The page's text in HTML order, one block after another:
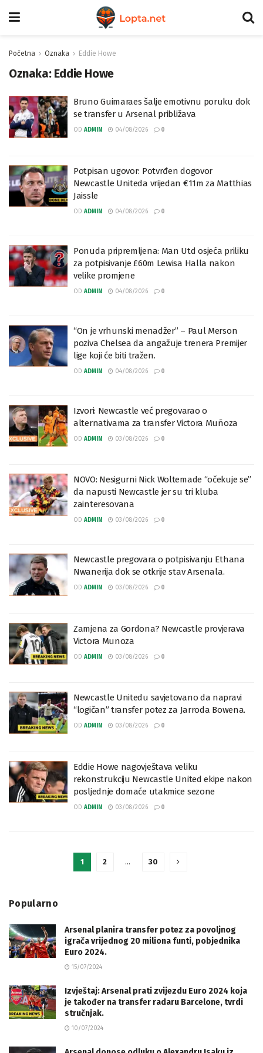
Početna Oznaka Eddie Howe
Oznaka: Eddie Howe
Bruno Guimaraes šalje emotivnu poruku dok
se transfer u Arsenal približava
OD ADMIN 04/08/2026 0
Potpisan ugovor: Potvrđen dogovor
Newcastle Uniteda vrijedan €11m za Matthias
Jaissle
OD ADMIN 04/08/2026 0
Ponuda pripremljena: Man Utd osjeća priliku
za potpisivanje £60m Lewisa Halla nakon
velike promjene
OD ADMIN 04/08/2026 0
“On je vrhunski menadžer” – Paul Merson
poziva Chelsea da angažuje trenera Premijer
lige koji će biti tražen.
OD ADMIN 04/08/2026 0
Izvori: Newcastle već pregovarao o
alternativama za transfer Victora Muñoza
OD ADMIN 03/08/2026 0
NOVO: Nesigurni Nick Woltemade “očekuje se”
da napusti Newcastle jer su tri kluba
zainteresovana
OD ADMIN 03/08/2026 0
Newcastle pregovara o potpisivanju Ethana
Nwanerija dok se otkrije stav Arsenala.
OD ADMIN 03/08/2026 0
Zamjena za Gordona? Newcastle provjerava
Victora Munoza
OD ADMIN 03/08/2026 0
Newcastle Unitedu savjetovano da napravi
“logičan” transfer potez za Jarroda Bowena.
OD ADMIN 03/08/2026 0
Eddie Howe nagovještava veliku
rekonstrukciju Newcastle United ekipe nakon
posljednje domaće utakmice sezone
OD ADMIN 03/08/2026 0
1 2 … 30
Popularno
Arsenal planira transfer potez za povoljnog
igrača vrijednog 20 miliona funti, pobjednika
Euro 2024.
15/07/2024
Izvještaj: Arsenal prati zvijezdu Euro 2024 koja
je također na transfer radaru Barcelone, tvrdi
stručnjak.
10/07/2024